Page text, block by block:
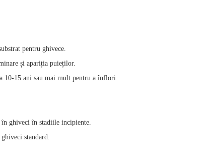
pentru ghivece.
și apariția puieților.
10‑15 ani sau mai mult pentru a înflori.
ghiveci în stadiile incipiente.
standard.